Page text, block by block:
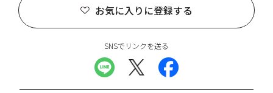
お気に入りに登録する
SNSでリンクを送る